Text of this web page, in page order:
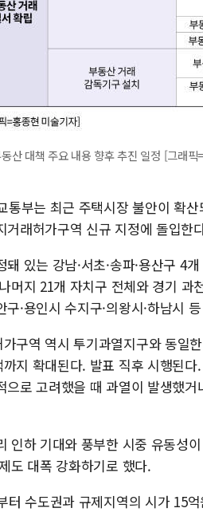
산 대책 주요 내용 향후 추진 일정 [그래픽
통부는 최근 주택시장 불안이 확
거래허가구역 신규 지정에 돌입한
돼 있는 강남·서초·송파·용산구 4
머지 21개 자치구 전체와 경기 과
구·용인시 수지구·의왕시·하남시
구역 역시 투기과열지구와 동일
까지 확대된다. 발표 직후 시행된
으로 고려했을 때 과열이 발생했
인하 기대와 풍부한 시중 유동성
도 대폭 강화하기로 했다.
터 수도권과 규제지역의 시가 15